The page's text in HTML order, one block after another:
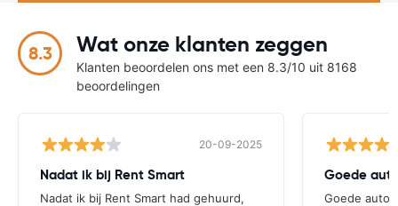
8.3 Wat onze klanten zeggen
Klanten beoordelen ons met een 8.3/10 uit 8168
beoordelingen
20-09-2025
Nadat ik bij Rent Smart
Nadat ik bij Rent Smart had gehuurd,
Goede
Goede auto